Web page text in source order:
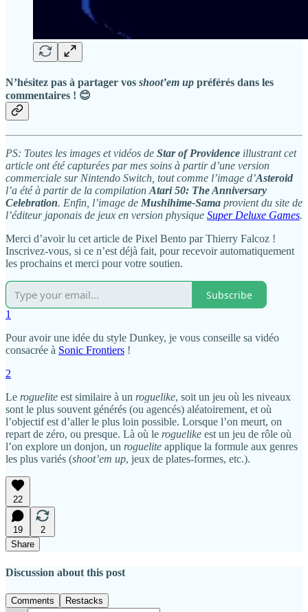
N’hésitez pas à partager vos shoot’em up préférés dans les
commentaires ! 😊
PS: Toutes les images et vidéos de Star of Providence illustrant cet
article ont été capturées par mes soins à partir d’une version
commerciale sur Nintendo Switch, tout comme l’image d’Asteroid
l’a été à partir de la compilation Atari 50: The Anniversary
Celebration. Enfin, l’image de Mushihime-Sama provient du site de
l’éditeur japonais de jeux en version physique Super Deluxe Games.
Merci d’avoir lu cet article de Pixel Bento par Thierry Falcoz !
Inscrivez-vous, si ce n’est déjà fait, pour recevoir automatiquement
les prochains et merci pour votre soutien.
Subscribe
1
Pour avoir une idée du style Dunkey, je vous conseille sa vidéo
consacrée à Sonic Frontiers !
2
Le roguelite est similaire à un roguelike, soit un jeu où les niveaux
sont le plus souvent générés (ou agencés) aléatoirement, et où
l’objectif est d’aller le plus loin possible. Lorsque l’on meurt, on
repart de zéro, ou presque. Là où le roguelike est un jeu de rôle où
l’on explore un donjon, un roguelite applique la formule aux genres
les plus variés (shoot’em up, jeux de plates-formes, etc.).
22
19
2
Share
Discussion about this post
Comments Restacks